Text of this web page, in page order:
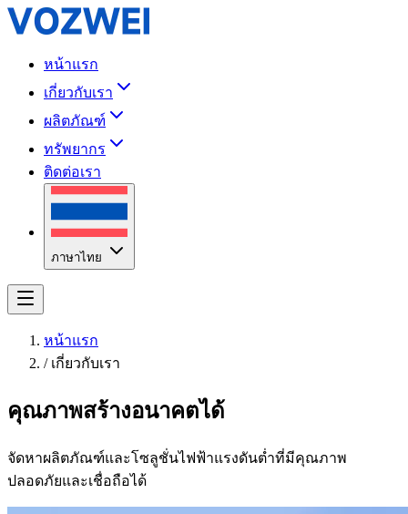
หน้าแรก
เกี่ยวกับเรา
ผลิตภัณฑ์
ทรัพยากร
ติดต่อเรา
ภาษาไทย
หน้าแรก
/ เกี่ยวกับเรา
คุณภาพสร้างอนาคตได้
จัดหาผลิตภัณฑ์และโซลูชั่นไฟฟ้าแรงดันต่ำที่มีคุณภาพ
ปลอดภัยและเชื่อถือได้